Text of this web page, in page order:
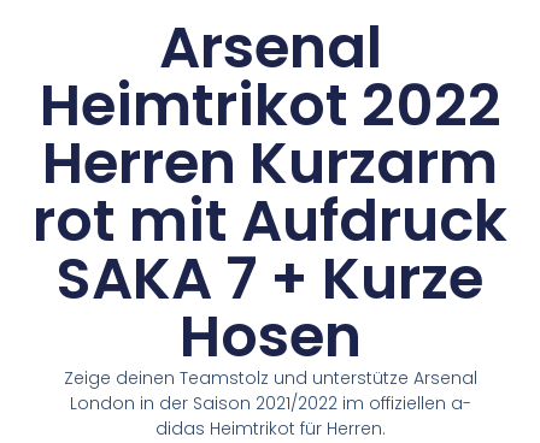
Arsenal
Heimtrikot 2022
Herren Kurzarm
rot mit Aufdruck
SAKA 7 + Kurze
Hosen
Zeige deinen Teamstolz und unterstütze Arsenal
London in der Saison 2021/2022 im offiziellen a-
didas Heimtrikot für Herren.